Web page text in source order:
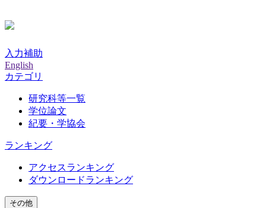
入力補助
English
カテゴリ
研究科等一覧
学位論文
紀要・学協会
ランキング
アクセスランキング
ダウンロードランキング
その他